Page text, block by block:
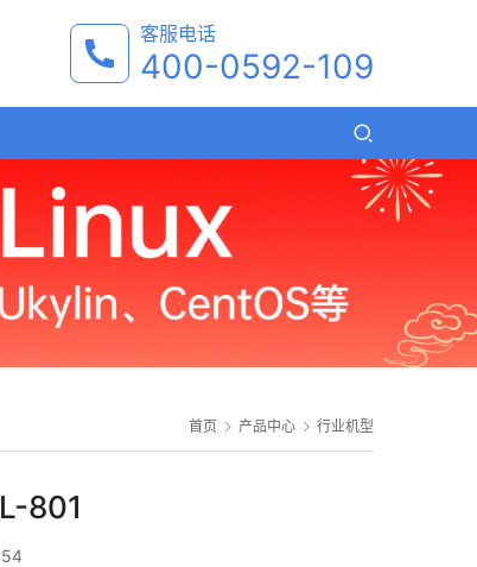
客服电话
400-0592-109
首页 产品中心 行业机型
801